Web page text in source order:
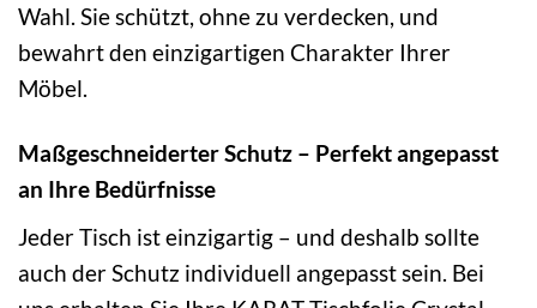
Wahl. Sie schützt, ohne zu verdecken, und
bewahrt den einzigartigen Charakter Ihrer
Möbel.
Maßgeschneiderter Schutz – Perfekt angepasst
an Ihre Bedürfnisse
Jeder Tisch ist einzigartig – und deshalb sollte
auch der Schutz individuell angepasst sein. Bei